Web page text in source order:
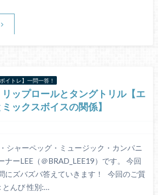
ボイトレ】一問一答！
リップロールとタングトリル【エ
ックスボイスの関係】
シャーペッグ・ミュージック・カンパニ
ナーLEE（＠BRAD_LEE19）です。 今回
にズバズバ答えていきます！ 今回のご質
とんび 性別:…